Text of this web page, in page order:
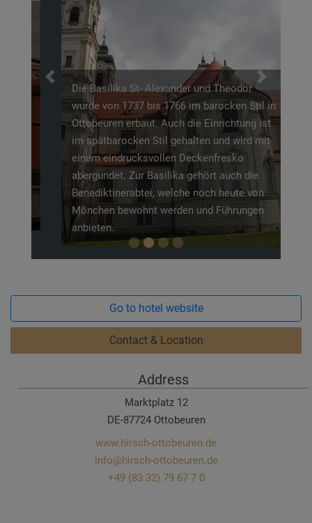
Die Basilika St- Alexander und Theodor
wurde von 1737 bis 1766 im barocken Stil in
Ottobeuren erbaut. Auch die Einrichtung ist
im spätbarocken Stil gehalten und wird mit
einem eindrucksvollen Deckenfresko
abergundet. Zur Basilika gehört auch die
Benediktinerabtei, welche noch heute von
Mönchen bewohnt werden und Führungen
anbieten.
Previous Next
Go to hotel website
Contact & Location
Address
Marktplatz 12
DE-87724 Ottobeuren
www.hirsch-ottobeuren.de
info@hirsch-ottobeuren.de
+49 (83 32) 79 67 7 0